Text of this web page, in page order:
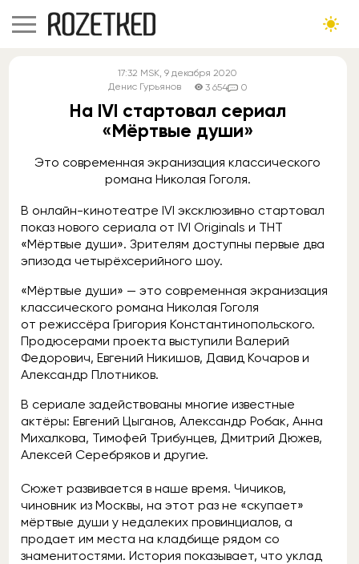
17:32 MSK, 9 декабря 2020
Денис Гурьянов
3 654 0
На IVI стартовал сериал
«Мёртвые души»
Это современная экранизация классического
романа Николая Гоголя.
В онлайн-кинотеатре IVI эксклюзивно стартовал
показ нового сериала от IVI Originals и ТНТ
«Мёртвые души». Зрителям доступны первые два
эпизода четырёхсерийного шоу.
«Мёртвые души» — это современная экранизация
классического романа Николая Гоголя
от режиссёра Григория Константинопольского.
Продюсерами проекта выступили Валерий
Федорович, Евгений Никишов, Давид Кочаров и
Александр Плотников.
В сериале задействованы многие известные
актёры: Евгений Цыганов, Александр Робак, Анна
Михалкова, Тимофей Трибунцев, Дмитрий Дюжев,
Алексей Серебряков и другие.
Сюжет развивается в наше время. Чичиков,
чиновник из Москвы, на этот раз не «скупает»
мёртвые души у недалеких провинциалов, а
продает им места на кладбище рядом со
знаменитостями. История показывает, что уклад